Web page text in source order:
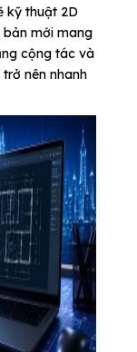
kỹ thuật 2D
bản mới mang
cộng tác và
nên nhanh